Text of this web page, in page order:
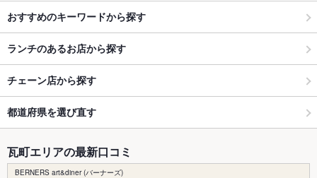
おすすめのキーワードから探す
ランチのあるお店から探す
チェーン店から探す
都道府県を選び直す
瓦町エリアの最新口コミ
BERNERS art&diner (バーナーズ)